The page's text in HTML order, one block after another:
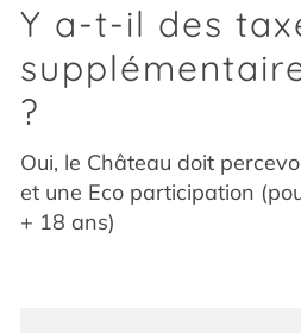
Y a-t-il des
?
Oui, le Château doit
et une Eco participation
+ 18 ans)